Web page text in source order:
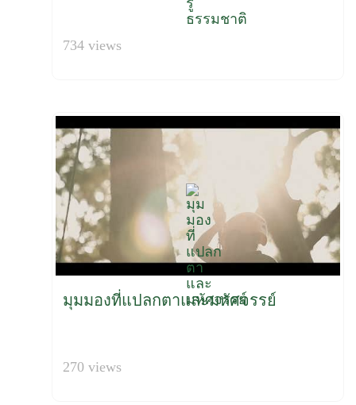
734 views
มุมมองที่แปลกตาและมหัศจรรย์
270 views